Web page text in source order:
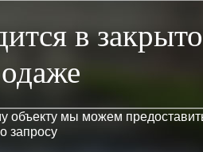
в
мы можем
запросу